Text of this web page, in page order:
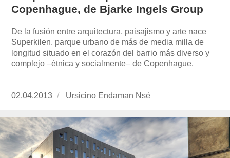
Copenhague, de Bjarke Ingels Group
De la fusión entre arquitectura, paisajismo y arte nace
Superkilen, parque urbano de más de media milla de
longitud situado en el corazón del barrio más diverso y
complejo –étnica y socialmente– de Copenhague.
Publicado
02.04.2013
https://www.experimenta.es/author/ursicino-
nse/
Ursicino Endaman Nsé